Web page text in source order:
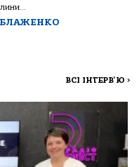
БЛАЖЕНКО
ВСІ ІНТЕРВ'Ю >